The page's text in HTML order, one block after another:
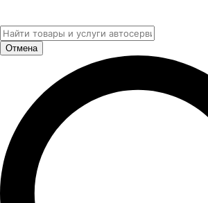
Отмена